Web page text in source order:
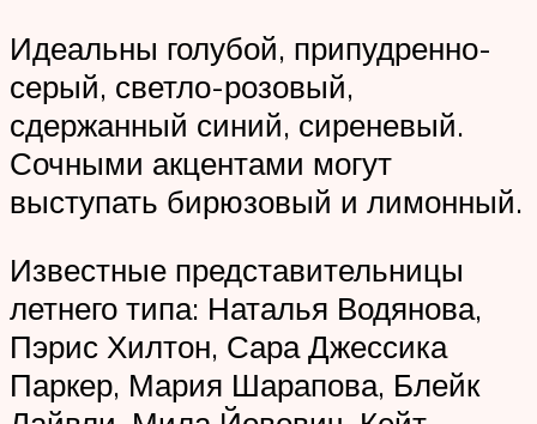
Идеальны голубой, припудренно-
серый, светло-розовый,
сдержанный синий, сиреневый.
Сочными акцентами могут
выступать бирюзовый и лимонный.
Известные представительницы
летнего типа: Наталья Водянова,
Пэрис Хилтон, Сара Джессика
Паркер, Мария Шарапова, Блейк